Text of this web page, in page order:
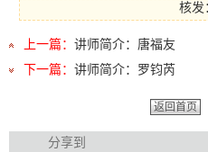
核发
上一篇： 讲师简介：唐福友
下一篇： 讲师简介：罗钧芮
返回首页
分享到